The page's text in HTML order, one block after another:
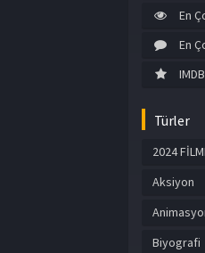
En
En
Türler
2024
Aksiyon
Biyografi